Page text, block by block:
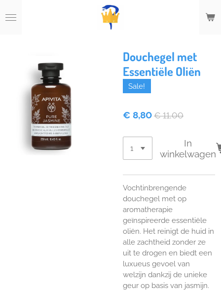
direct
Douchegel met
Essentiële Oliën
Sale!
€ 8,80 € 11,00
In
winkelwagen
Vochtinbrengende
douchegel met op
aromatherapie
geïnspireerde essentiële
oliën. Het reinigt de huid in
alle zachtheid zonder ze
uit te drogen en biedt een
luxueus gevoel van
welzijn dankzij de unieke
geur op basis van jasmijn.